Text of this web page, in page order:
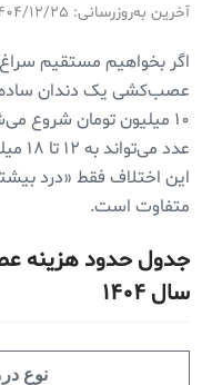
آخرین به‌روزرسانی: ۱۴۰۴/۱۲/۲۵ ساعت ۰۲:۴۹
۱۰ میلیون تومان شروع
عدد
این اختلاف فقط «درد
متفاوت است.
جدول حدود هزینه
سال ۱۴۰۴
نوع